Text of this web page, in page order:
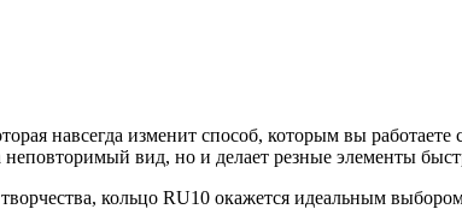
навсегда изменит способ, которым вы
вид, но и делает резные элементы
кольцо RU10 окажется идеальным